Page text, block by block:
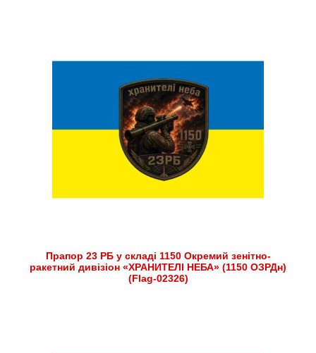
Прапор 23 РБ у складі 1150 Окремий зенітно-
ракетний дивізіон «ХРАНИТЕЛІ НЕБА» (1150 ОЗРДн)
(Flag-02326)